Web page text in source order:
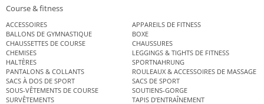
Course & fitness
ACCESSOIRES
APPAREILS DE FITNESS
BALLONS DE GYMNASTIQUE
BOXE
CHAUSSETTES DE COURSE
CHAUSSURES
CHEMISES
LEGGINGS & TIGHTS DE FITNESS
HALTÈRES
SPORTNAHRUNG
PANTALONS & COLLANTS
ROULEAUX & ACCESSOIRES DE MASSAGE
SACS À DOS DE SPORT
SACS DE SPORT
SOUS-VÊTEMENTS DE COURSE
SOUTIENS-GORGE
SURVÊTEMENTS
TAPIS D’ENTRAÎNEMENT